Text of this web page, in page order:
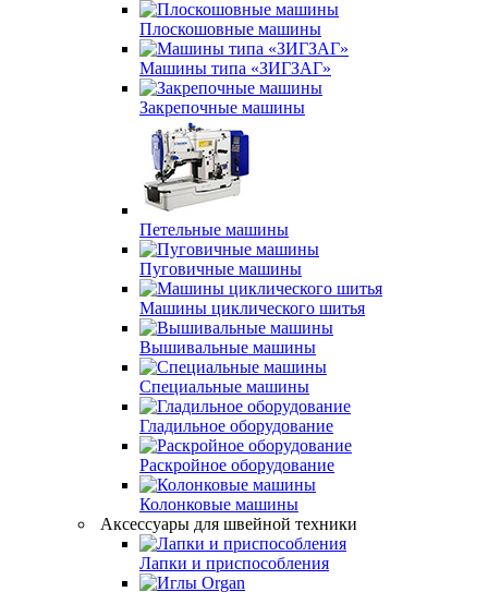
Плоскошовные машины
Машины типа «ЗИГЗАГ»
Закрепочные машины
Петельные машины
Пуговичные машины
Машины циклического шитья
Вышивальные машины
Специальные машины
Гладильное оборудование
Раскройное оборудование
Колонковые машины
Аксессуары для швейной техники
Лапки и приспособления